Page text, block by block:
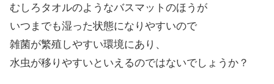
むしろタオルのようなバスマットのほうが
いつまでも湿った状態になりやすいので
雑菌が繁殖しやすい環境にあり、
水虫が移りやすいといえるのではないでしょうか？